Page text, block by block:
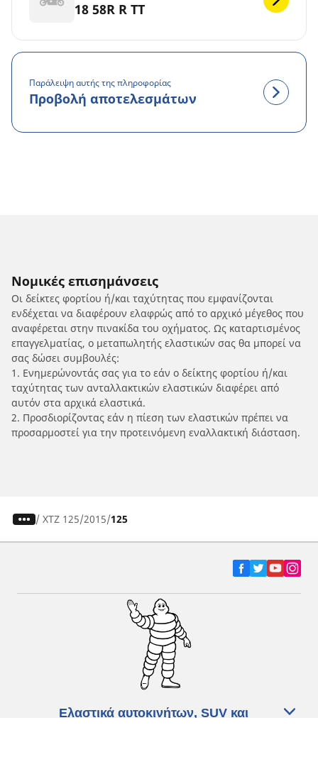
18 58R R TT
Παράλειψη αυτής της πληροφορίας
Προβολή αποτελεσμάτων
Νομικές επισημάνσεις
Οι δείκτες φορτίου ή/και ταχύτητας που εμφανίζονται
ενδέχεται να διαφέρουν ελαφρώς από το αρχικό μέγεθος που
αναφέρεται στην πινακίδα του οχήματος. Ως καταρτισμένος
επαγγελματίας, ο μεταπωλητής ελαστικών σας θα μπορεί να
σας δώσει συμβουλές:
1. Ενημερώνοντάς σας για το εάν ο δείκτης φορτίου ή/και
ταχύτητας των ανταλλακτικών ελαστικών διαφέρει από
αυτόν στα αρχικά ελαστικά.
2. Προσδιορίζοντας εάν η πίεση των ελαστικών πρέπει να
προσαρμοστεί για την προτεινόμενη εναλλακτική διάσταση.
/ XTZ 125 2015 125
Ελαστικά αυτοκινήτων, SUV και